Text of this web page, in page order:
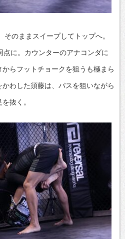
のままスイープしてトップへ。
に。カウンターのアナコンダに
らフットチョークを狙うも極まら
わした須藤は、パスを狙いながら
抜く。